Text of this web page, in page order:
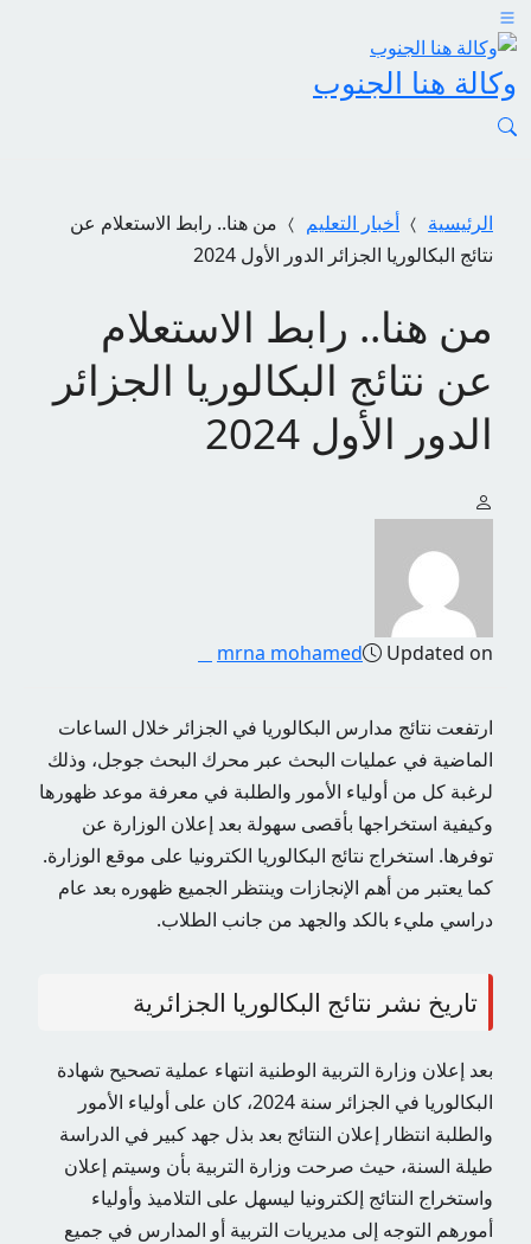
وكالة هنا الجنوب
الرئيسية أخبار التعليم
من هنا.. رابط الاستعلام عن
نتائج البكالوريا الجزائر الدور الأول 2024
من هنا.. رابط الاستعلام
عن نتائج البكالوريا الجزائر
الدور الأول 2024
mrna mohamed Updated on
ارتفعت نتائج مدارس البكالوريا في الجزائر خلال الساعات
الماضية في عمليات البحث عبر محرك البحث جوجل، وذلك
لرغبة كل من أولياء الأمور والطلبة في معرفة موعد ظهورها
وكيفية استخراجها بأقصى سهولة بعد إعلان الوزارة عن
توفرها. استخراج نتائج البكالوريا الكترونيا على موقع الوزارة.
كما يعتبر من أهم الإنجازات وينتظر الجميع ظهوره بعد عام
دراسي مليء بالكد والجهد من جانب الطلاب.
تاريخ نشر نتائج البكالوريا الجزائرية
بعد إعلان وزارة التربية الوطنية انتهاء عملية تصحيح شهادة
البكالوريا في الجزائر سنة 2024، كان على أولياء الأمور
والطلبة انتظار إعلان النتائج بعد بذل جهد كبير في الدراسة
طيلة السنة، حيث صرحت وزارة التربية بأن وسيتم إعلان
واستخراج النتائج إلكترونيا ليسهل على التلاميذ وأولياء
أمورهم التوجه إلى مديريات التربية أو المدارس في جميع